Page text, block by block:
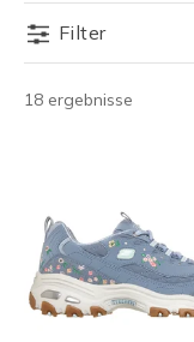
Filter
18 ergebnisse